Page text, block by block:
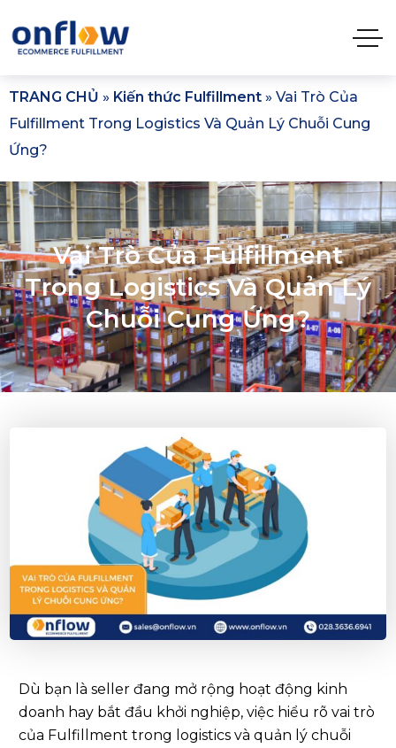
TRANG CHỦ » Kiến thức Fulfillment » Vai Trò Của
Fulfillment Trong Logistics Và Quản Lý Chuỗi Cung
Ứng?
Vai Trò Của Fulfillment
Trong Logistics Và Quản Lý
Chuỗi Cung Ứng?
Dù bạn là seller đang mở rộng hoạt động kinh
doanh hay bắt đầu khởi nghiệp, việc hiểu rõ vai trò
của Fulfillment trong logistics và quản lý chuỗi